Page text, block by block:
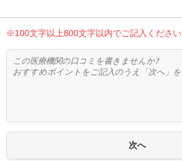
※100文字以上800文字以内でご記入ください